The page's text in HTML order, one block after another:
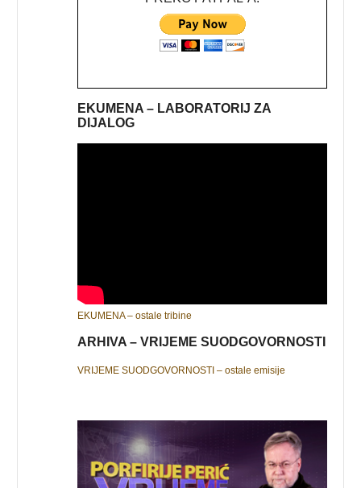
EKUMENA – LABORATORIJ ZA
DIJALOG
EKUMENA – ostale tribine
ARHIVA – VRIJEME SUODGOVORNOSTI
VRIJEME SUODGOVORNOSTI – ostale emisije